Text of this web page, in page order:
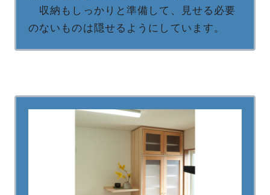
収納もしっかりと準備して、見せる必要
のないものは隠せるようにしています。